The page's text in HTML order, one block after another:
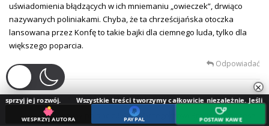
uświadomienia błądzących w ich mniemaniu „owieczek”, drwiąco
nazywanych poliniakami. Chyba, że ta chrześcijańska otoczka
lansowana przez Konfę to takie bajki dla ciemnego luda, tylko dla
większego poparcia.
Odpowiadać
Z-KMówi % temu
Czarny palancie.! Panu Grzegorzowi Braunowi możesz
×
Wszystkie treści tworzymy całkowicie niezależnie. Jeśli doceniasz
WESPRZYJ AUTORA PAYPAL POSTAW KAWĘ